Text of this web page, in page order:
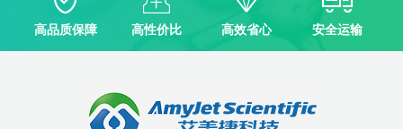
高品质保障 高性价比 高效省心 安全运输